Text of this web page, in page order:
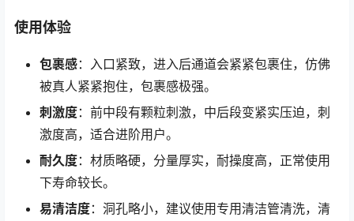
使用体验
包裹感：入口紧致，进入后通道会紧紧包裹住，仿佛
被真人紧紧抱住，包裹感极强。
刺激度：前中段有颗粒刺激，中后段变紧实压迫，刺
激度高，适合进阶用户。
耐久度：材质略硬，分量厚实，耐操度高，正常使用
下寿命较长。
易清洁度：洞孔略小，建议使用专用清洁管清洗，清